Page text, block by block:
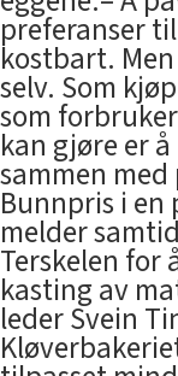
preferanser
kostbart.
selv. Som
som
kan gjøre er
sammen
Bunnpris i en
melder
Terskelen for
kasting av
leder Svein